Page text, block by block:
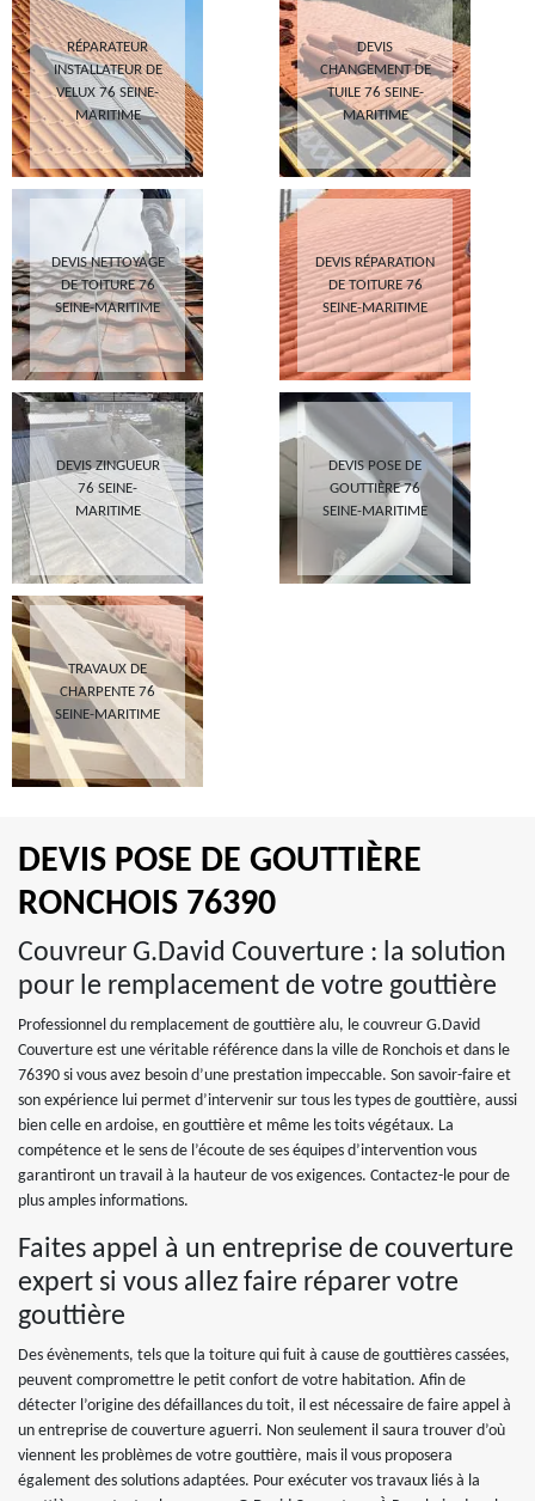
RÉPARATEUR
INSTALLATEUR DE
VELUX 76 SEINE-
MARITIME
DEVIS
CHANGEMENT DE
TUILE 76 SEINE-
MARITIME
DEVIS NETTOYAGE
DE TOITURE 76
SEINE-MARITIME
DEVIS RÉPARATION
DE TOITURE 76
SEINE-MARITIME
DEVIS ZINGUEUR
76 SEINE-
MARITIME
DEVIS POSE DE
GOUTTIÈRE 76
SEINE-MARITIME
TRAVAUX DE
CHARPENTE 76
SEINE-MARITIME
DEVIS POSE DE GOUTTIÈRE
RONCHOIS 76390
Couvreur G.David Couverture : la solution
pour le remplacement de votre gouttière
Professionnel du remplacement de gouttière alu, le couvreur G.David
Couverture est une véritable référence dans la ville de Ronchois et dans le
76390 si vous avez besoin d’une prestation impeccable. Son savoir-faire et
son expérience lui permet d’intervenir sur tous les types de gouttière, aussi
bien celle en ardoise, en gouttière et même les toits végétaux. La
compétence et le sens de l’écoute de ses équipes d’intervention vous
garantiront un travail à la hauteur de vos exigences. Contactez-le pour de
plus amples informations.
Faites appel à un entreprise de couverture
expert si vous allez faire réparer votre
gouttière
Des évènements, tels que la toiture qui fuit à cause de gouttières cassées,
peuvent compromettre le petit confort de votre habitation. Afin de
détecter l’origine des défaillances du toit, il est nécessaire de faire appel à
un entreprise de couverture aguerri. Non seulement il saura trouver d’où
viennent les problèmes de votre gouttière, mais il vous proposera
également des solutions adaptées. Pour exécuter vos travaux liés à la